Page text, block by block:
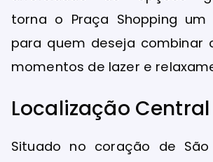
torna o Praça Shopping um
para quem deseja combinar
momentos de lazer e
Localização Central
Situado no coração de